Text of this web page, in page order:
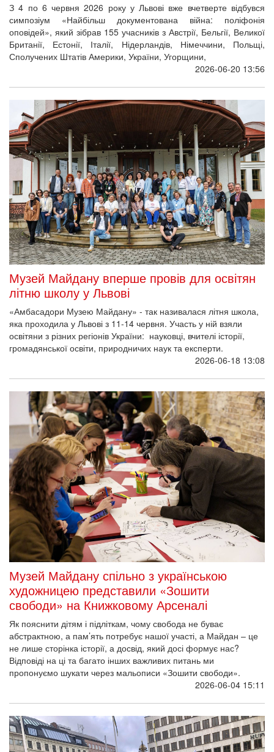
З 4 по 6 червня 2026 року у Львові вже вчетверте відбувся
симпозіум «Найбільш документована війна: поліфонія
оповідей», який зібрав 155 учасників з Австрії, Бельгії, Великої
Британії, Естонії, Італії, Нідерландів, Німеччини, Польщі,
Сполучених Штатів Америки, України, Угорщини,
2026-06-20 13:56
Музей Майдану вперше провів для освітян
літню школу у Львові
«Амбасадори Музею Майдану» - так називалася літня школа,
яка проходила у Львові з 11-14 червня. Участь у ній взяли
освітяни з різних регіонів України: науковці, вчителі історії,
громадянської освіти, природничих наук та експерти.
2026-06-18 13:08
Музей Майдану спільно з українською
художницею представили «Зошити
свободи» на Книжковому Арсеналі
Як пояснити дітям і підліткам, чому свобода не буває
абстрактною, а пам’ять потребує нашої участі, а Майдан – це
не лише сторінка історії, а досвід, який досі формує нас?
Відповіді на ці та багато інших важливих питань ми
пропонуємо шукати через мальописи «Зошити свободи».
2026-06-04 15:11